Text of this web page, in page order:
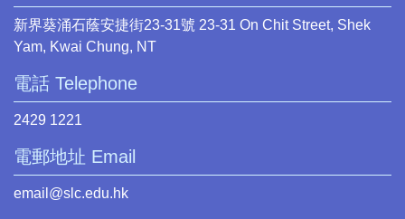
新界葵涌石蔭安捷街23-31號 23-31 On Chit Street, Shek
Yam, Kwai Chung, NT
電話 Telephone
2429 1221
電郵地址 Email
email@slc.edu.hk